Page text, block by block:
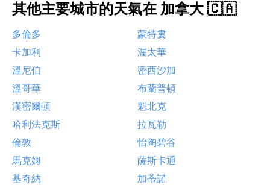
其他主要城市的天氣在 加拿大 🇨🇦
多倫多
蒙特婁
卡加利
渥太華
溫尼伯
密西沙加
溫哥華
布蘭普頓
漢密爾頓
魁北克
哈利法克斯
拉瓦勒
倫敦
怡陶碧谷
馬克姆
薩斯卡通
基奇納
加蒂諾